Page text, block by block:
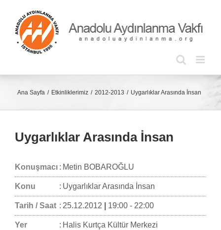
content
Ana Sayfa Etkinliklerimiz 2012-2013 Uygarlıklar Arasında İnsan
Uygarlıklar Arasında İnsan
Konuşmacı : Metin BOBAROĞLU
Konu : Uygarlıklar Arasında İnsan
Tarih / Saat : 25.12.2012 19:00 - 22:00
Yer : Halis Kurtça Kültür Merkezi